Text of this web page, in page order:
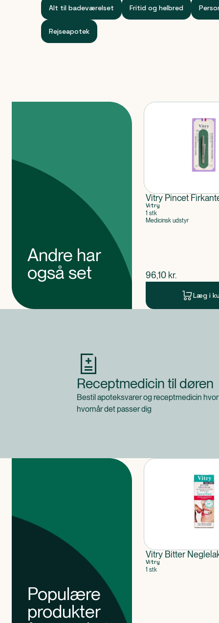
Alt til badeværelset Fritid og helbred
Rejseapotek
Andre har
også set
Vitry Pincet
Vitry
1 stk
Medicinsk udstyr
$nuværende pris
96,10 kr.
Læg i
Receptmedicin til døren
Bestil apoteksvarer og receptmedicin
hvornår det passer dig
Populære
produkter
Vitry Bitter
Vitry
1 stk